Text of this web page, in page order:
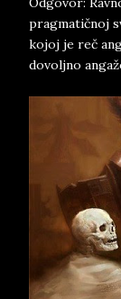
pragmatičnoj
kojoj je reč
dovoljno